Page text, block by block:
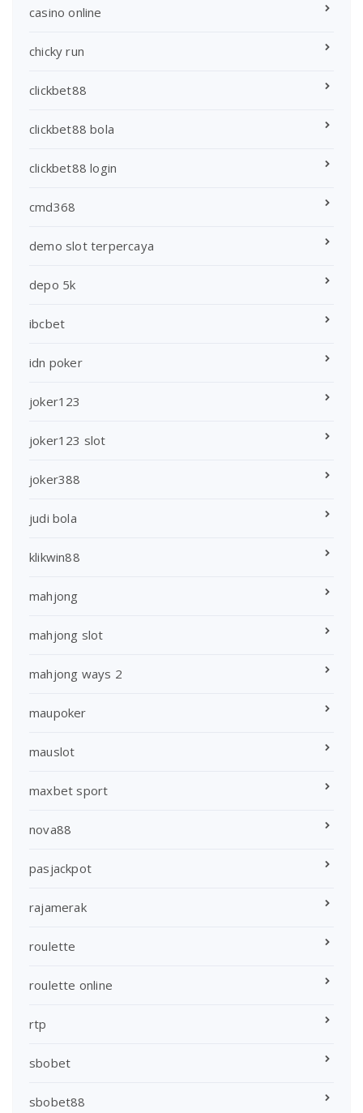
casino online
chicky run
clickbet88
clickbet88 bola
clickbet88 login
cmd368
demo slot terpercaya
depo 5k
ibcbet
idn poker
joker123
joker123 slot
joker388
judi bola
klikwin88
mahjong
mahjong slot
mahjong ways 2
maupoker
mauslot
maxbet sport
nova88
pasjackpot
rajamerak
roulette
roulette online
rtp
sbobet
sbobet88